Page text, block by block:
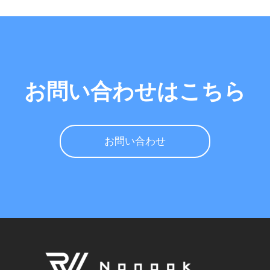
お問い合わせはこちら
お問い合わせ